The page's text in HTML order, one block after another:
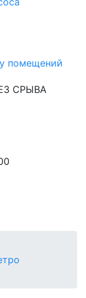
помещений